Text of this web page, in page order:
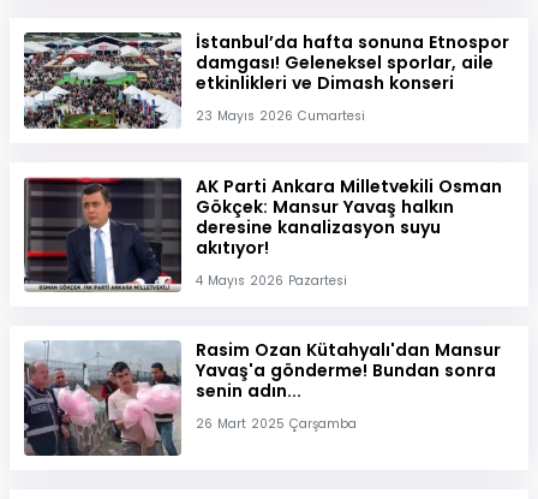
İstanbul’da hafta sonuna Etnospor
damgası! Geleneksel sporlar, aile
etkinlikleri ve Dimash konseri
23 Mayıs 2026 Cumartesi
AK Parti Ankara Milletvekili Osman
Gökçek: Mansur Yavaş halkın
deresine kanalizasyon suyu
akıtıyor!
4 Mayıs 2026 Pazartesi
Rasim Ozan Kütahyalı'dan Mansur
Yavaş'a gönderme! Bundan sonra
senin adın...
26 Mart 2025 Çarşamba